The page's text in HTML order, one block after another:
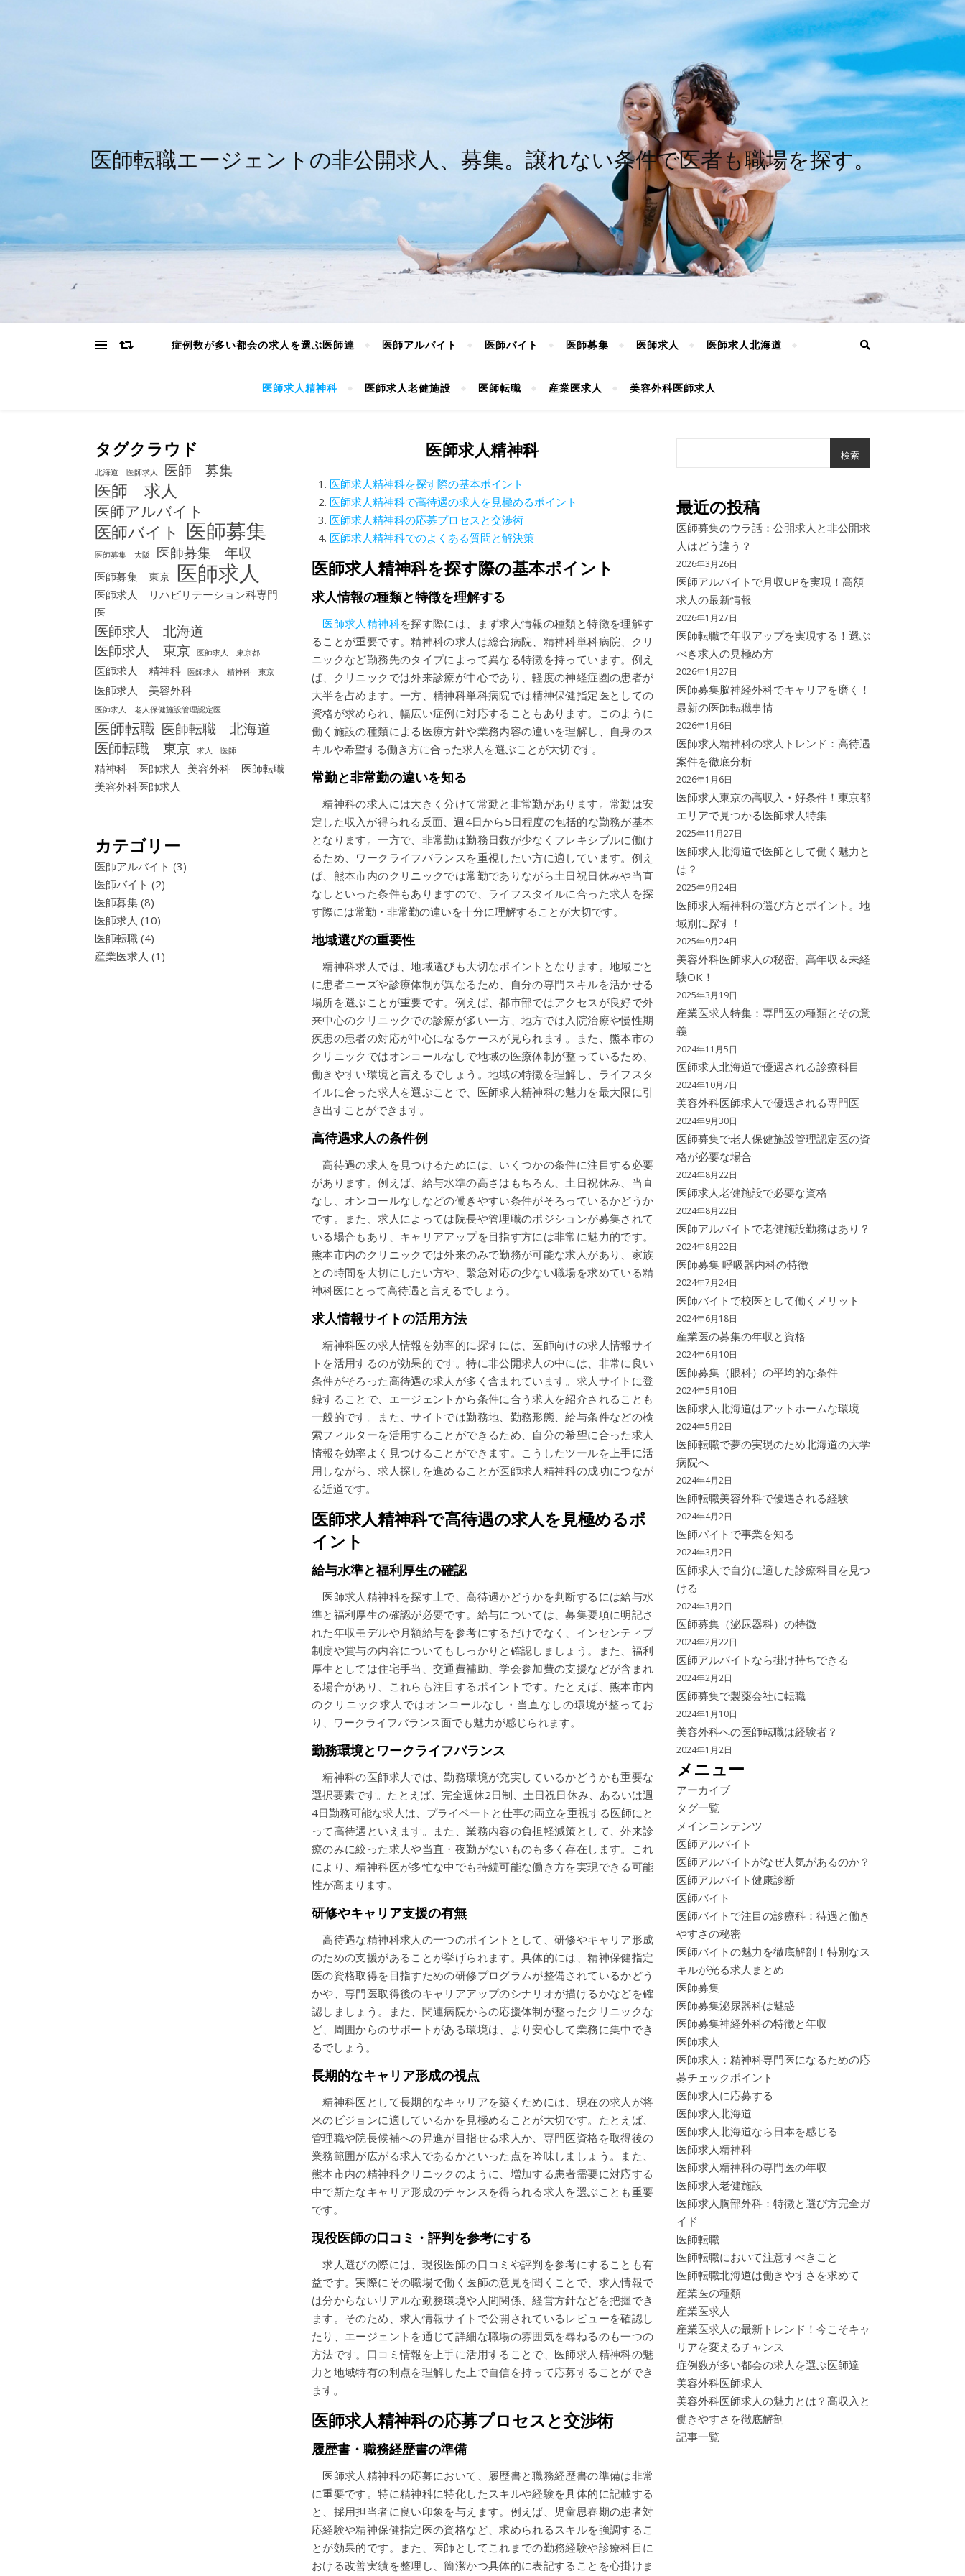
医師転職エージェントの非公開求人、募集。譲れない条件で医者も職場を探す。
症例数が多い都会の求人を選ぶ医師達 医師アルバイト 医師バイト 医師募集 医師求人 医師求人北海道
医師求人精神科 医師求人老健施設 医師転職 産業医求人 美容外科医師求人
タグクラウド
北海道 医師求人 医師 募集
医師 求人
医師アルバイト
医師バイト 医師募集
医師募集 大阪 医師募集 年収
医師募集 東京 医師求人
医師求人 リハビリテーション科専門
医
医師求人 北海道
医師求人 東京
医師求人 東京都
医師求人 精神科 医師求人 精神科 東京
医師求人 美容外科
医師求人 老人保健施設管理認定医
医師転職 医師転職 北海道
医師転職 東京
求人 医師
精神科 医師求人 美容外科 医師転職
美容外科医師求人
カテゴリー
医師アルバイト (3)
医師バイト (2)
医師募集 (8)
医師求人 (10)
医師転職 (4)
産業医求人 (1)
医師求人精神科
医師求人精神科を探す際の基本ポイント
医師求人精神科で高待遇の求人を見極めるポイント
医師求人精神科の応募プロセスと交渉術
医師求人精神科でのよくある質問と解決策
医師求人精神科を探す際の基本ポイント
求人情報の種類と特徴を理解する
医師求人精神科を探す際には、まず求人情報の種類と特徴を理解す
ることが重要です。精神科の求人は総合病院、精神科単科病院、クリ
ニックなど勤務先のタイプによって異なる特徴を持っています。例え
ば、クリニックでは外来診療が中心であり、軽度の神経症圏の患者が
大半を占めます。一方、精神科単科病院では精神保健指定医としての
資格が求められ、幅広い症例に対応することもあります。このように
働く施設の種類による医療方針や業務内容の違いを理解し、自身のス
キルや希望する働き方に合った求人を選ぶことが大切です。
常勤と非常勤の違いを知る
精神科の求人には大きく分けて常勤と非常勤があります。常勤は安
定した収入が得られる反面、週4日から5日程度の包括的な勤務が基本
となります。一方で、非常勤は勤務日数が少なくフレキシブルに働け
るため、ワークライフバランスを重視したい方に適しています。例え
ば、熊本市内のクリニックでは常勤でありながら土日祝日休みや当直
なしといった条件もありますので、ライフスタイルに合った求人を探
す際には常勤・非常勤の違いを十分に理解することが大切です。
地域選びの重要性
精神科求人では、地域選びも大切なポイントとなります。地域ごと
に患者ニーズや診療体制が異なるため、自分の専門スキルを活かせる
場所を選ぶことが重要です。例えば、都市部ではアクセスが良好で外
来中心のクリニックでの診療が多い一方、地方では入院治療や慢性期
疾患の患者の対応が中心になるケースが見られます。また、熊本市の
クリニックではオンコールなしで地域の医療体制が整っているため、
働きやすい環境と言えるでしょう。地域の特徴を理解し、ライフスタ
イルに合った求人を選ぶことで、医師求人精神科の魅力を最大限に引
き出すことができます。
高待遇求人の条件例
高待遇の求人を見つけるためには、いくつかの条件に注目する必要
があります。例えば、給与水準の高さはもちろん、土日祝休み、当直
なし、オンコールなしなどの働きやすい条件がそろっているかどうか
です。また、求人によっては院長や管理職のポジションが募集されて
いる場合もあり、キャリアアップを目指す方には非常に魅力的です。
熊本市内のクリニックでは外来のみで勤務が可能な求人があり、家族
との時間を大切にしたい方や、緊急対応の少ない職場を求めている精
神科医にとって高待遇と言えるでしょう。
求人情報サイトの活用方法
精神科医の求人情報を効率的に探すには、医師向けの求人情報サイ
トを活用するのが効果的です。特に非公開求人の中には、非常に良い
条件がそろった高待遇の求人が多く含まれています。求人サイトに登
録することで、エージェントから条件に合う求人を紹介されることも
一般的です。また、サイトでは勤務地、勤務形態、給与条件などの検
索フィルターを活用することができるため、自分の希望に合った求人
情報を効率よく見つけることができます。こうしたツールを上手に活
用しながら、求人探しを進めることが医師求人精神科の成功につなが
る近道です。
医師求人精神科で高待遇の求人を見極めるポ
イント
給与水準と福利厚生の確認
医師求人精神科を探す上で、高待遇かどうかを判断するには給与水
準と福利厚生の確認が必要です。給与については、募集要項に明記さ
れた年収モデルや月額給与を参考にするだけでなく、インセンティブ
制度や賞与の内容についてもしっかりと確認しましょう。また、福利
厚生としては住宅手当、交通費補助、学会参加費の支援などが含まれ
る場合があり、これらも注目するポイントです。たとえば、熊本市内
のクリニック求人ではオンコールなし・当直なしの環境が整ってお
り、ワークライフバランス面でも魅力が感じられます。
勤務環境とワークライフバランス
精神科の医師求人では、勤務環境が充実しているかどうかも重要な
選択要素です。たとえば、完全週休2日制、土日祝日休み、あるいは週
4日勤務可能な求人は、プライベートと仕事の両立を重視する医師にと
って高待遇といえます。また、業務内容の負担軽減策として、外来診
療のみに絞った求人や当直・夜勤がないものも多く存在します。これ
により、精神科医が多忙な中でも持続可能な働き方を実現できる可能
性が高まります。
研修やキャリア支援の有無
高待遇な精神科求人の一つのポイントとして、研修やキャリア形成
のための支援があることが挙げられます。具体的には、精神保健指定
医の資格取得を目指すための研修プログラムが整備されているかどう
かや、専門医取得後のキャリアアップのシナリオが描けるかなどを確
認しましょう。また、関連病院からの応援体制が整ったクリニックな
ど、周囲からのサポートがある環境は、より安心して業務に集中でき
るでしょう。
長期的なキャリア形成の視点
精神科医として長期的なキャリアを築くためには、現在の求人が将
来のビジョンに適しているかを見極めることが大切です。たとえば、
管理職や院長候補への昇進が目指せる求人か、専門医資格を取得後の
業務範囲が広がる求人であるかといった点を吟味しましょう。また、
熊本市内の精神科クリニックのように、増加する患者需要に対応する
中で新たなキャリア形成のチャンスを得られる求人を選ぶことも重要
です。
現役医師の口コミ・評判を参考にする
求人選びの際には、現役医師の口コミや評判を参考にすることも有
益です。実際にその職場で働く医師の意見を聞くことで、求人情報で
は分からないリアルな勤務環境や人間関係、経営方針などを把握でき
ます。そのため、求人情報サイトで公開されているレビューを確認し
たり、エージェントを通じて詳細な職場の雰囲気を尋ねるのも一つの
方法です。口コミ情報を上手に活用することで、医師求人精神科の魅
力と地域特有の利点を理解した上で自信を持って応募することができ
ます。
医師求人精神科の応募プロセスと交渉術
履歴書・職務経歴書の準備
医師求人精神科の応募において、履歴書と職務経歴書の準備は非常
に重要です。特に精神科に特化したスキルや経験を具体的に記載する
と、採用担当者に良い印象を与えます。例えば、児童思春期の患者対
応経験や精神保健指定医の資格など、求められるスキルを強調するこ
とが効果的です。また、医師としてこれまでの勤務経験や診療科目に
おける改善実績を整理し、簡潔かつ具体的に表記することを心掛けま
検索
最近の投稿
医師募集のウラ話：公開求人と非公開求
人はどう違う？
2026年3月26日
医師アルバイトで月収UPを実現！高額
求人の最新情報
2026年1月27日
医師転職で年収アップを実現する！選ぶ
べき求人の見極め方
2026年1月27日
医師募集脳神経外科でキャリアを磨く！
最新の医師転職事情
2026年1月6日
医師求人精神科の求人トレンド：高待遇
案件を徹底分析
2026年1月6日
医師求人東京の高収入・好条件！東京都
エリアで見つかる医師求人特集
2025年11月27日
医師求人北海道で医師として働く魅力と
は？
2025年9月24日
医師求人精神科の選び方とポイント。地
域別に探す！
2025年9月24日
美容外科医師求人の秘密。高年収＆未経
験OK！
2025年3月19日
産業医求人特集：専門医の種類とその意
義
2024年11月5日
医師求人北海道で優遇される診療科目
2024年10月7日
美容外科医師求人で優遇される専門医
2024年9月30日
医師募集で老人保健施設管理認定医の資
格が必要な場合
2024年8月22日
医師求人老健施設で必要な資格
2024年8月22日
医師アルバイトで老健施設勤務はあり？
2024年8月22日
医師募集 呼吸器内科の特徴
2024年7月24日
医師バイトで校医として働くメリット
2024年6月18日
産業医の募集の年収と資格
2024年6月10日
医師募集（眼科）の平均的な条件
2024年5月10日
医師求人北海道はアットホームな環境
2024年5月2日
医師転職で夢の実現のため北海道の大学
病院へ
2024年4月2日
医師転職美容外科で優遇される経験
2024年4月2日
医師バイトで事業を知る
2024年3月2日
医師求人で自分に適した診療科目を見つ
ける
2024年3月2日
医師募集（泌尿器科）の特徴
2024年2月22日
医師アルバイトなら掛け持ちできる
2024年2月2日
医師募集で製薬会社に転職
2024年1月10日
美容外科への医師転職は経験者？
2024年1月2日
メニュー
アーカイブ
タグ一覧
メインコンテンツ
医師アルバイト
医師アルバイトがなぜ人気があるのか？
医師アルバイト健康診断
医師バイト
医師バイトで注目の診療科：待遇と働き
やすさの秘密
医師バイトの魅力を徹底解剖！特別なス
キルが光る求人まとめ
医師募集
医師募集泌尿器科は魅惑
医師募集神経外科の特徴と年収
医師求人
医師求人：精神科専門医になるための応
募チェックポイント
医師求人に応募する
医師求人北海道
医師求人北海道なら日本を感じる
医師求人精神科
医師求人精神科の専門医の年収
医師求人老健施設
医師求人胸部外科：特徴と選び方完全ガ
イド
医師転職
医師転職において注意すべきこと
医師転職北海道は働きやすさを求めて
産業医の種類
産業医求人
産業医求人の最新トレンド！今こそキャ
リアを変えるチャンス
症例数が多い都会の求人を選ぶ医師達
美容外科医師求人
美容外科医師求人の魅力とは？高収入と
働きやすさを徹底解剖
記事一覧